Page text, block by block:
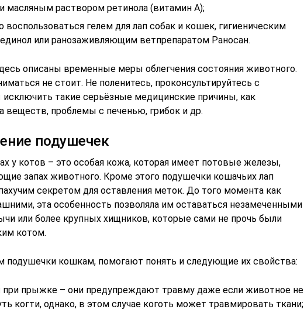
масляным раствором ретинола (витамин А);
гелем для лап собак и кошек, гигиеническим
или ранозаживляющим ветпрепаратом Раносан.
описаны временные меры облегчения состояния животного.
не стоит. Не поленитесь, проконсультируйтесь с
такие серьёзные медицинские причины, как
веществ, проблемы с печенью, грибок и др.
подушечек
у котов – это особая кожа, которая имеет потовые железы,
запах животного. Кроме этого подушечки кошачьих лап
секретом для оставления меток. До того момента как
эта особенность позволяла им оставаться незамеченными
или более крупных хищников, которые сами не прочь были
котом.
подушечки кошкам, помогают понять и следующие их свойства:
при прыжке – они предупреждают травму даже если животное не
когти, однако, в этом случае коготь может травмировать ткани;